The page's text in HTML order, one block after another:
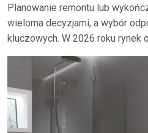
Planowanie remontu lub
wieloma decyzjami, a wybór
kluczowych. W 2026 roku rynek